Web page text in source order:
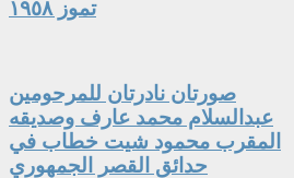
تموز ١٩٥٨
صورتان نادرتان للمرحومين
عبدالسلام محمد عارف وصديقه
المقرب محمود شيت خطاب في
حدائق القصر الجمهوري